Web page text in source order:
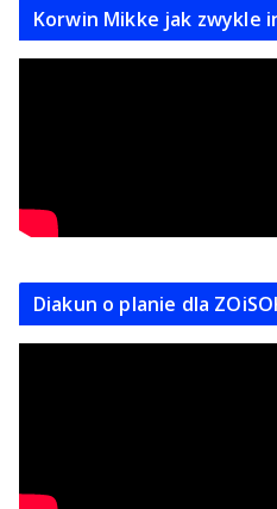
Korwin Mikke jak zwykle
Diakun o planie dla